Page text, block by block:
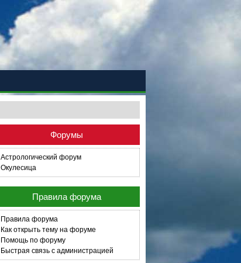
Форумы
Астрологический форум
Окулесица
Правила форума
Правила форума
Как открыть тему на форуме
Помощь по форуму
Быстрая связь с администрацией